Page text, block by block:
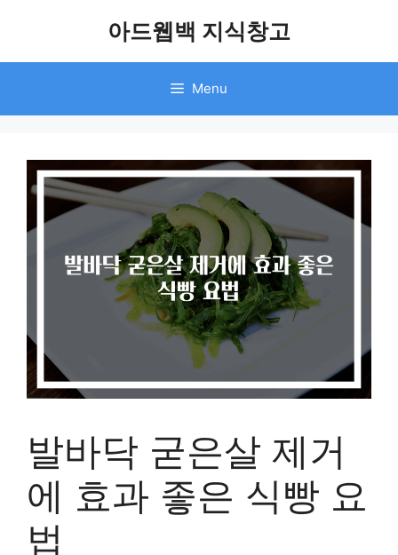
아드웹백 지식창고
Menu
발바닥 굳은살 제거
에 효과 좋은 식빵 요
법